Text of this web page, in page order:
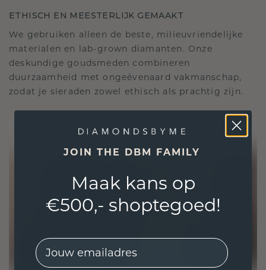
ETHISCH EN MEESTERLIJK GEMAAKT
We gebruiken alleen de beste, milieuvriendelijke
materialen en lab-grown diamanten. Onze
deskundige goudsmeden combineren
duurzaamheid met ongeëvenaard vakmanschap,
zodat je sieraden zowel ethisch als prachtig zijn.
JOIN THE DBM FAMILY
Maak kans op
€500,- shoptegoed!
EMail